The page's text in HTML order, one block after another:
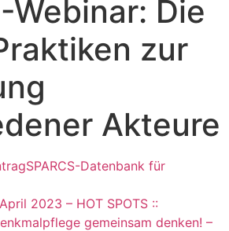
Webinar: Die
zur
Akteure
SPARCS-Datenbank für
2023 – HOT SPOTS ::
gemeinsam denken! –